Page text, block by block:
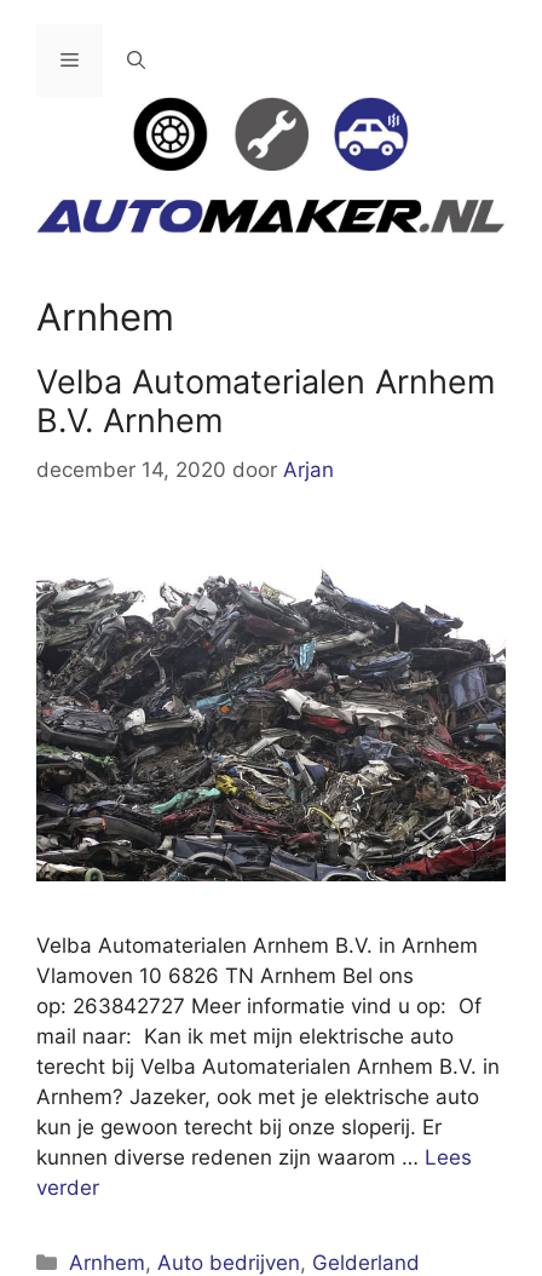
Menu
Arnhem
Velba Automaterialen Arnhem
B.V. Arnhem
december 14, 2020 door Arjan
Velba Automaterialen Arnhem B.V. in Arnhem
Vlamoven 10 6826 TN Arnhem Bel ons
op: 263842727 Meer informatie vind u op: Of
mail naar: Kan ik met mijn elektrische auto
terecht bij Velba Automaterialen Arnhem B.V. in
Arnhem? Jazeker, ook met je elektrische auto
kun je gewoon terecht bij onze sloperij. Er
kunnen diverse redenen zijn waarom … Lees
verder
Categorieën
Arnhem, Auto bedrijven, Gelderland